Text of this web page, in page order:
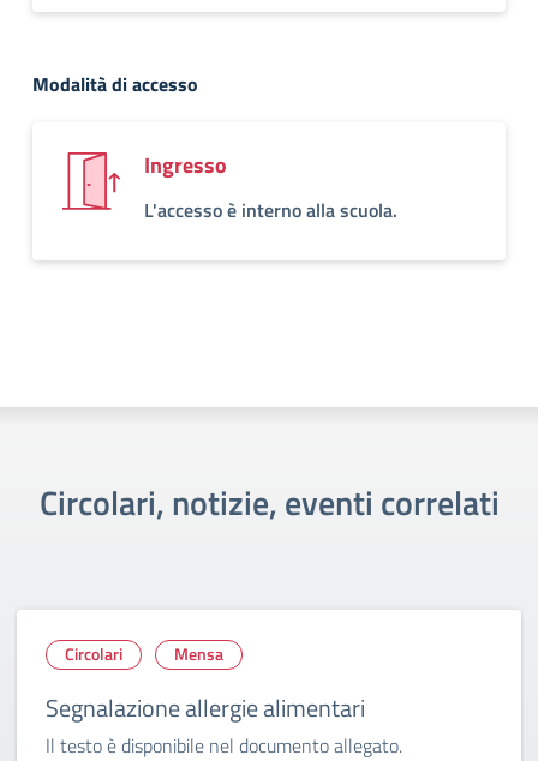
Modalità di accesso
Ingresso
L'accesso è interno alla scuola.
Circolari, notizie, eventi correlati
Circolari Mensa
Segnalazione allergie alimentari
Il testo è disponibile nel documento allegato.